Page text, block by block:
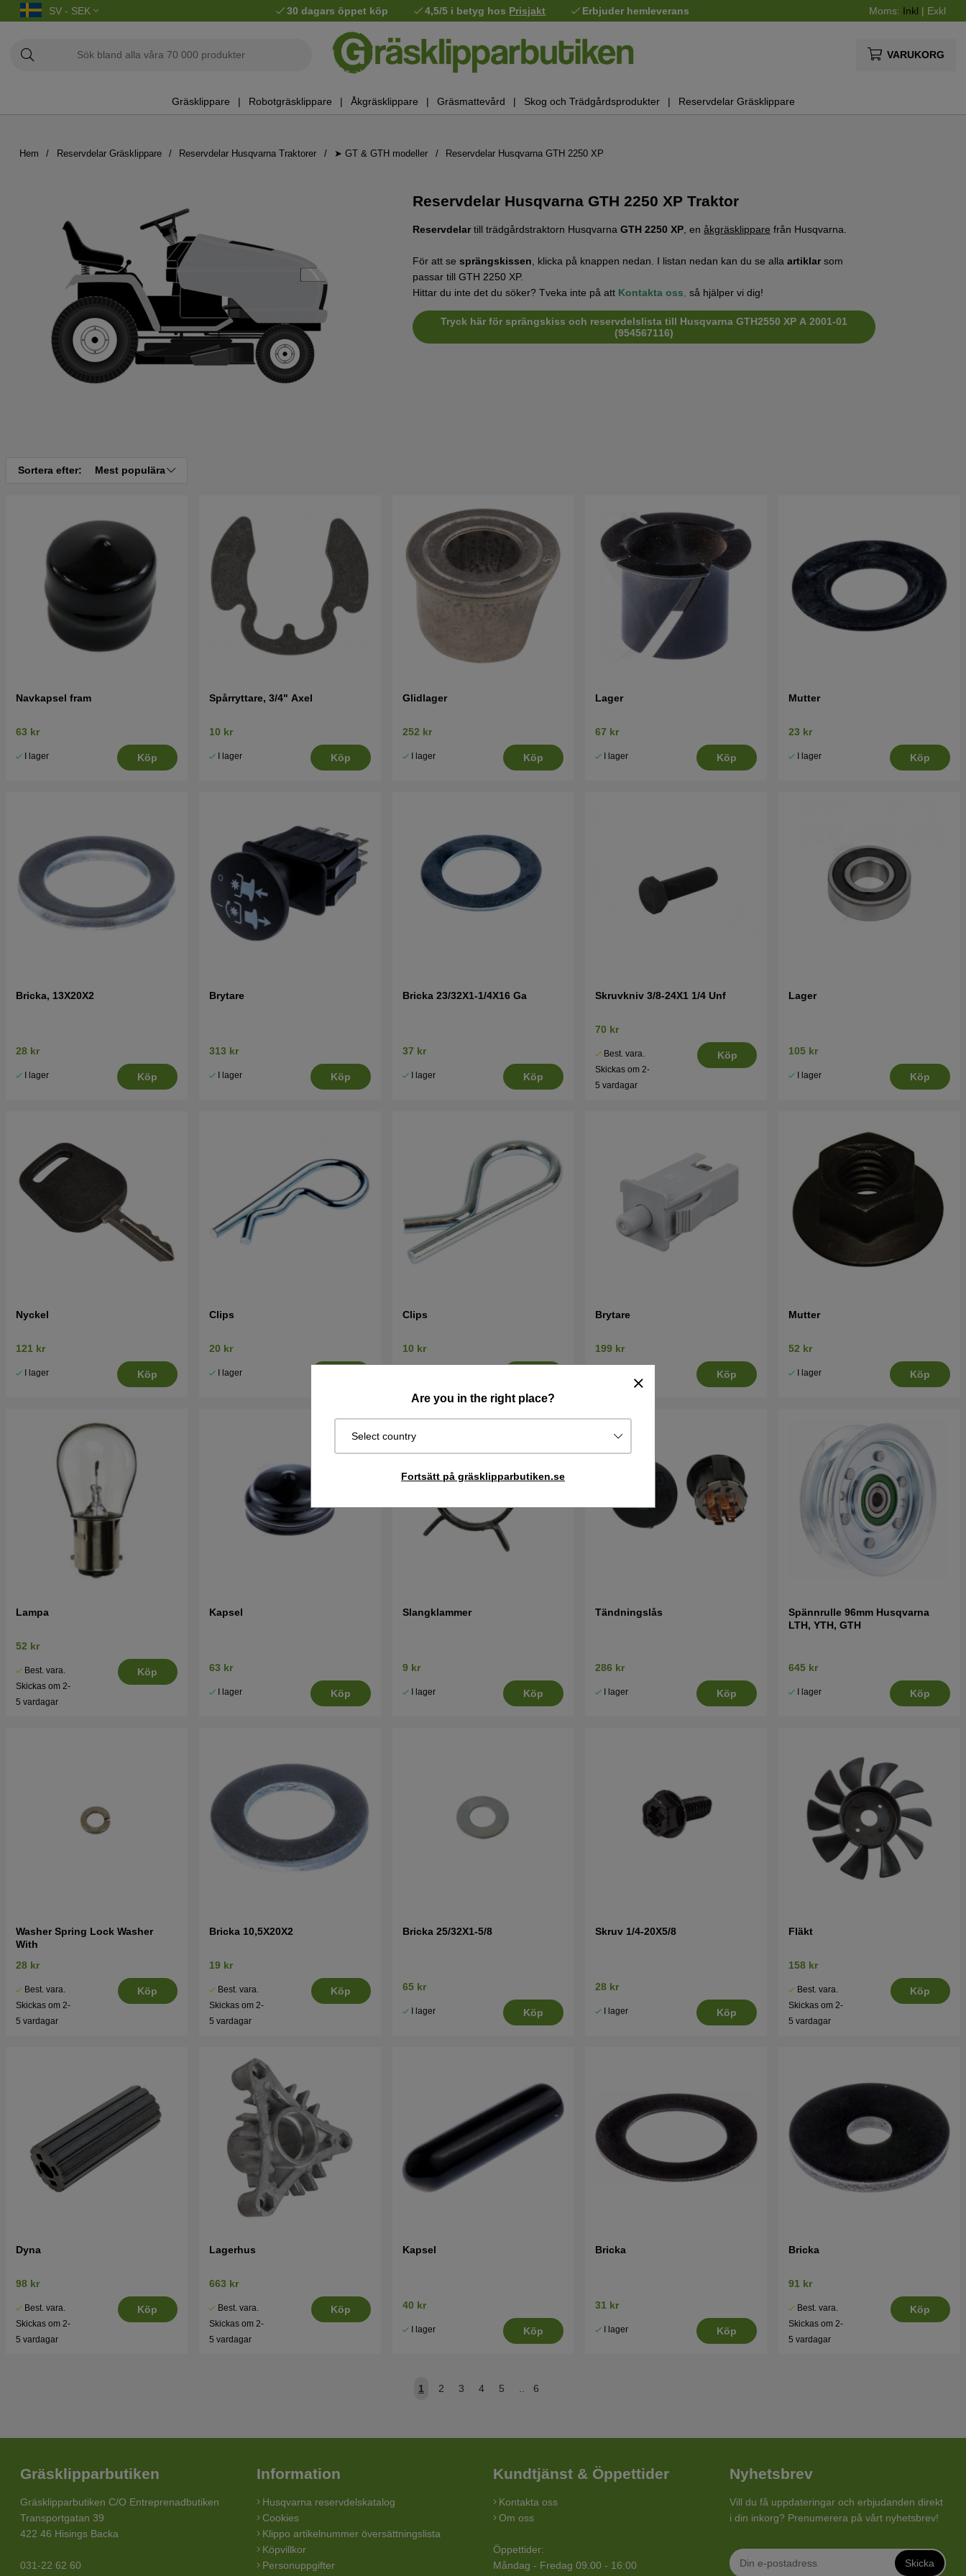
SV - SEK 30 dagars öppet köp 4,5/5 i betyg hos Prisjakt Erbjuder hemleverans Moms: Inkl | Exkl
VARUKORG
Gräsklippare Robotgräsklippare Åkgräsklippare Gräsmattevård Skog och Trädgårdsprodukter Reservdelar Gräsklippare
Are you in the right place?
Select country
Fortsätt på gräsklipparbutiken.se
Hem Reservdelar Gräsklippare Reservdelar Husqvarna Traktorer ➤ GT & GTH modeller Reservdelar Husqvarna GTH 2250 XP
Reservdelar Husqvarna GTH 2250 XP Traktor
Reservdelartill trädgårdstraktorn Husqvarna GTH 2250 XP, en åkgräsklippare från Husqvarna.
För att se sprängskissen, klicka på knappen nedan. I listan nedan kan du se alla artiklarsom
passar till GTH 2250 XP.
Hittar du inte det du söker? Tveka inte på att Kontakta oss, så hjälper vi dig!
Tryck här för sprängskiss och reservdelslista till Husqvarna GTH2550 XP A 2001-01
(954567116)
Sortera efter: Mest populära
Navkapsel fram
63 kr
I lager Köp
Spårryttare, 3/4" Axel
10 kr
I lager Köp
Glidlager
252 kr
I lager Köp
Lager
67 kr
I lager Köp
Mutter
23 kr
I lager Köp
Bricka, 13X20X2
28 kr
I lager Köp
Brytare
313 kr
I lager Köp
Bricka 23/32X1-1/4X16 Ga
37 kr
I lager Köp
Skruvkniv 3/8-24X1 1/4 Unf
70 kr
Best. vara.
Skickas om 2-
5 vardagar
Köp
Lager
105 kr
I lager Köp
Nyckel
121 kr
I lager Köp
Clips
20 kr
I lager
Clips
10 kr
Brytare
199 kr
Köp
Mutter
52 kr
I lager Köp
Lampa
52 kr
Best. vara.
Skickas om 2-
5 vardagar
Köp
Kapsel
63 kr
I lager Köp
Slangklammer
9 kr
I lager Köp
Tändningslås
286 kr
I lager Köp
Spännrulle 96mm Husqvarna
LTH, YTH, GTH
645 kr
I lager Köp
Washer Spring Lock Washer
With
28 kr
Best. vara.
Skickas om 2-
5 vardagar
Köp
Bricka 10,5X20X2
19 kr
Best. vara.
Skickas om 2-
5 vardagar
Köp
Bricka 25/32X1-5/8
65 kr
I lager Köp
Skruv 1/4-20X5/8
28 kr
I lager Köp
Fläkt
158 kr
Best. vara.
Skickas om 2-
5 vardagar
Köp
Dyna
98 kr
Best. vara.
Skickas om 2-
5 vardagar
Köp
Lagerhus
663 kr
Best. vara.
Skickas om 2-
5 vardagar
Köp
Kapsel
40 kr
I lager Köp
Bricka
31 kr
I lager Köp
Bricka
91 kr
Best. vara.
Skickas om 2-
5 vardagar
Köp
1 2 3 4 5 .. 6
Gräsklipparbutiken
Gräsklipparbutiken C/O Entreprenadbutiken
Transportgatan 39
422 46 Hisings Backa
031-22 62 60
Information
Husqvarna reservdelskatalog
Cookies
Klippo artikelnummer översättningslista
Köpvillkor
Personuppgifter
Kundtjänst & Öppettider
Kontakta oss
Om oss
Öppettider:
Måndag - Fredag 09.00 - 16:00
Nyhetsbrev
Vill du få uppdateringar och erbjudanden direkt
i din inkorg? Prenumerera på vårt nyhetsbrev!
Skicka